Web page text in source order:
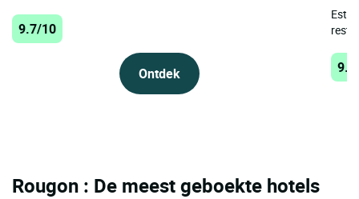
9.7/10
Ontdek
Rougon : De meest geboekte hotels